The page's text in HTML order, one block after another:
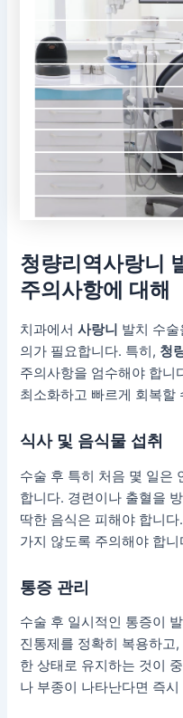
청량리역사랑니
주의사항에 대해
치과에서사랑니 발치 수
의가 필요합니다. 특히, 청
주의사항을 엄수해야 합니
최소화하고 빠르게 회복할
식사 및 음식물 섭취
수술 후 특히 처음 몇 일은
합니다. 경련이나 출혈을
딱한 음식은 피해야 합니
가지 않도록 주의해야 합니
통증 관리
수술 후 일시적인 통증이
진통제를 정확히 복용하고
한 상태로 유지하는 것이
나 부종이 나타난다면 즉